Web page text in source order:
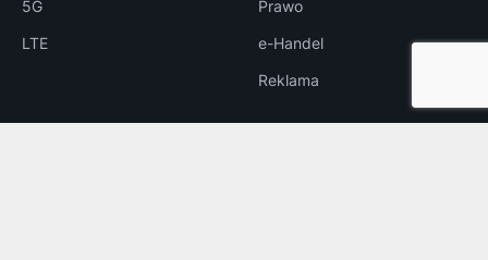
5G
LTE
Prawo
e-Handel
Reklama